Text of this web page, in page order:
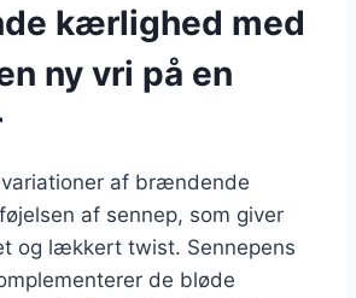
kærlighed med
ny vri på en
af brændende
af sennep, som giver
og lækkert twist. Sennepens
de bløde